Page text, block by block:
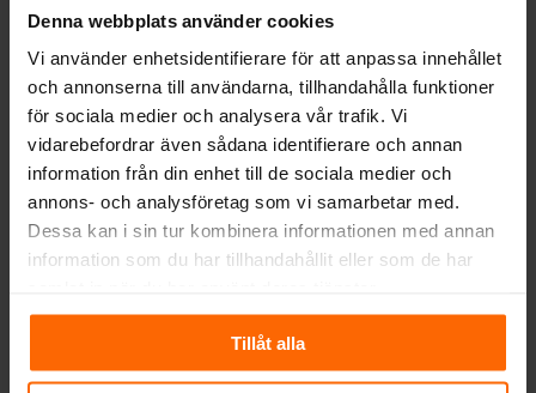
Denna webbplats använder cookies
Vi använder enhetsidentifierare för att anpassa innehållet
och annonserna till användarna, tillhandahålla funktioner
för sociala medier och analysera vår trafik. Vi
vidarebefordrar även sådana identifierare och annan
information från din enhet till de sociala medier och
annons- och analysföretag som vi samarbetar med.
Dessa kan i sin tur kombinera informationen med annan
information som du har tillhandahållit eller som de har
Tillåt alla
Effekt:
INSATSER
Kratki spisinsats
46 900kr
Det
ursprungliga
priset
46
900 kr.
42 900kr
Det
nuvarande
priset
42
900 kr.
Effekt:
Kratki spisinsats
Nadia 12/G
Pris från:43 900kr